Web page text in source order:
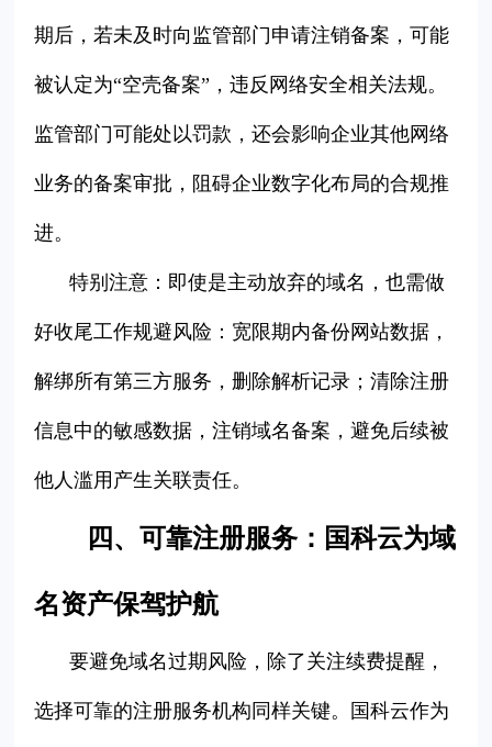
期后，若未及时向监管部门申请注销备案，可能
被认定为“空壳备案”，违反网络安全相关法规。
监管部门可能处以罚款，还会影响企业其他网络
业务的备案审批，阻碍企业数字化布局的合规推
进。
特别注意：即使是主动放弃的域名，也需做
好收尾工作规避风险：宽限期内备份网站数据，
解绑所有第三方服务，删除解析记录；清除注册
信息中的敏感数据，注销域名备案，避免后续被
他人滥用产生关联责任。
四、可靠注册服务：国科云为域
名资产保驾护航
要避免域名过期风险，除了关注续费提醒，
选择可靠的注册服务机构同样关键。国科云作为